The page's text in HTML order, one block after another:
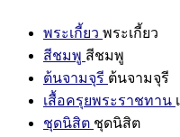
พระเกี้ยว พระเกี้ยว
สีชมพู สีชมพู
ต้นจามจุรี ต้นจามจุรี
เสื้อครุยพระราชทาน
ชุดนิสิต ชุดนิสิต